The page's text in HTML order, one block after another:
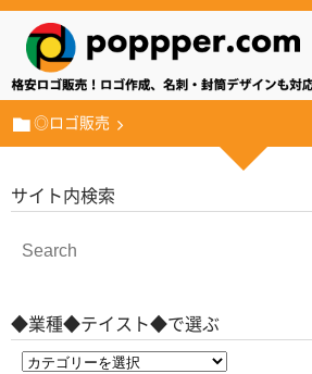
◎ロゴ販売
サイト内検索
◆業種◆テイスト◆で選ぶ